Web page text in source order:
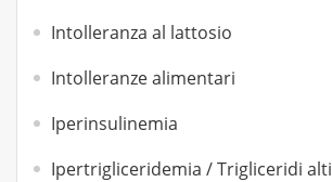
Intolleranza al lattosio
Intolleranze alimentari
Iperinsulinemia
Ipertrigliceridemia / Trigliceridi alti